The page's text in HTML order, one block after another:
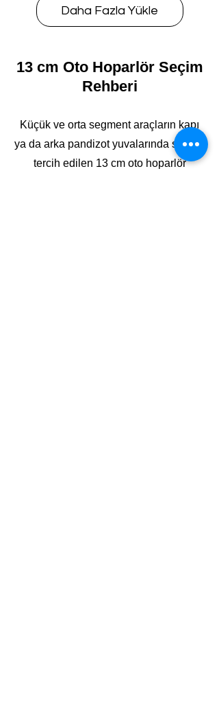
Daha Fazla Yükle
13 cm Oto Hoparlör Seçim
Rehberi
Küçük ve orta segment araçların kapı
ya da arka pandizot yuvalarında sıklıkla
tercih edilen 13 cm oto hoparlör